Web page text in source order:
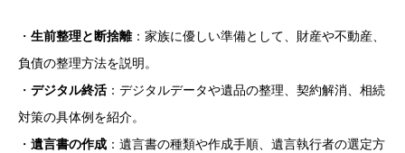
・ 生前整理と断捨離：家族に優しい準備として、財産や不動産、
負債の整理方法を説明。
・ デジタル終活 ：デジタルデータや遺品の整理、契約解消、相続
対策の具体例を紹介。
・ 遺言書の作成 ：遺言書の種類や作成手順、遺言執行者の選定方